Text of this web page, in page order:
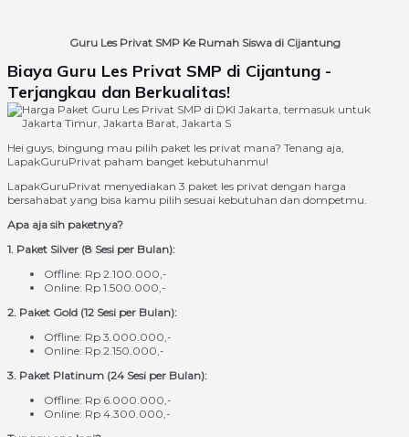
Guru Les Privat SMP Ke Rumah Siswa di Cijantung
Biaya Guru Les Privat SMP di Cijantung -
Terjangkau dan Berkualitas!
Hei guys, bingung mau pilih paket les privat mana? Tenang aja,
LapakGuruPrivat paham banget kebutuhanmu!
LapakGuruPrivat menyediakan 3 paket les privat dengan harga
bersahabat yang bisa kamu pilih sesuai kebutuhan dan dompetmu.
Apa aja sih paketnya?
1. Paket Silver (8 Sesi per Bulan):
Offline: Rp 2.100.000,-
Online: Rp 1.500.000,-
2. Paket Gold (12 Sesi per Bulan):
Offline: Rp 3.000.000,-
Online: Rp 2.150.000,-
3. Paket Platinum (24 Sesi per Bulan):
Offline: Rp 6.000.000,-
Online: Rp 4.300.000,-